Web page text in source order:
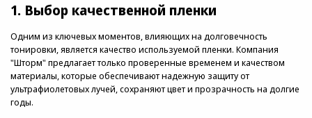
1. Выбор качественной пленки
Одним из ключевых моментов, влияющих на долговечность
тонировки, является качество используемой пленки. Компания
"Шторм" предлагает только проверенные временем и качеством
материалы, которые обеспечивают надежную защиту от
ультрафиолетовых лучей, сохраняют цвет и прозрачность на долгие
годы.